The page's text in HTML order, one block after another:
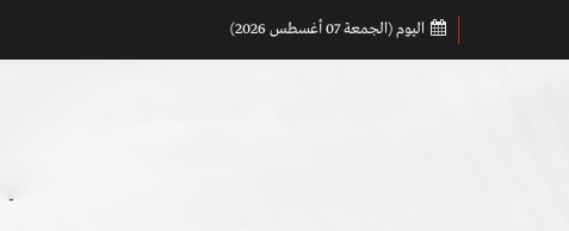
اليوم (الجمعة 07 أغسطس 2026)